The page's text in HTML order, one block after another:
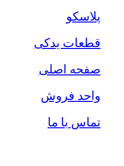
پلاسکو
قطعات یدکی
صفحه اصلی
واحد فروش
تماس با ما